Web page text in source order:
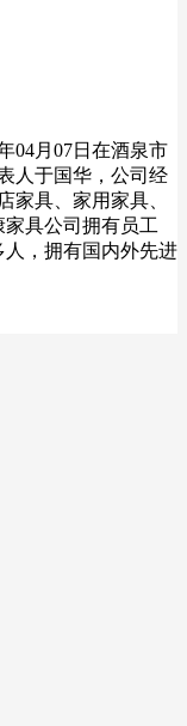
04月07日在酒泉市
人于国华，公司经
家具、家用家具、
具公司拥有员工
人，拥有国内外先进